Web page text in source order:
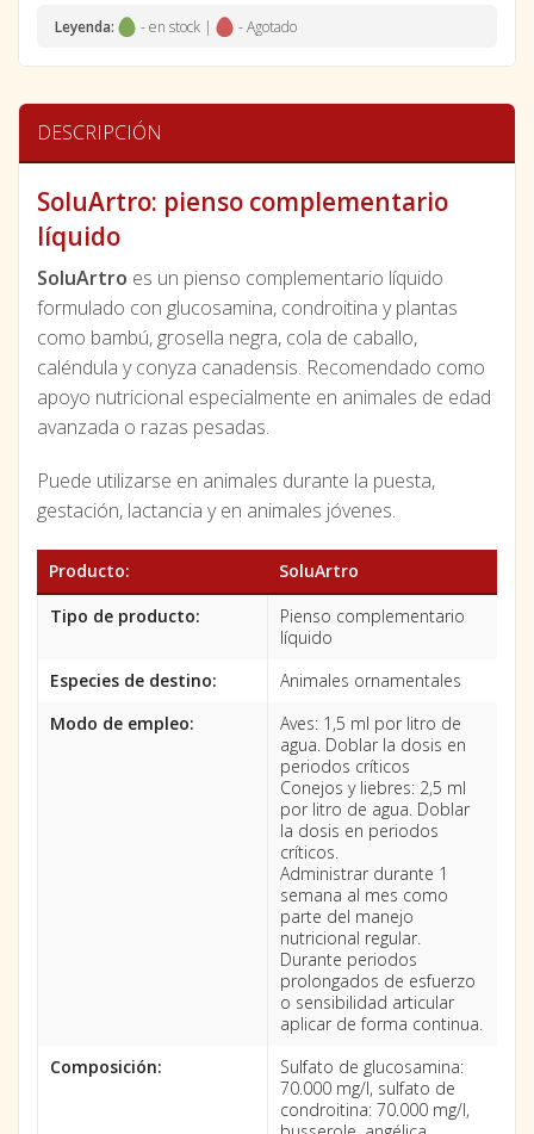
Leyenda: - en stock | - Agotado
DESCRIPCIÓN
SoluArtro: pienso complementario
líquido
SoluArtro es un pienso complementario líquido
formulado con glucosamina, condroitina y plantas
como bambú, grosella negra, cola de caballo,
caléndula y conyza canadensis. Recomendado como
apoyo nutricional especialmente en animales de edad
avanzada o razas pesadas.
Puede utilizarse en animales durante la puesta,
gestación, lactancia y en animales jóvenes.
Producto:
SoluArtro
Tipo de producto:
Pienso complementario
líquido
Especies de destino:
Animales ornamentales
Modo de empleo:
Aves: 1,5 ml por litro de
agua. Doblar la dosis en
periodos críticos
Conejos y liebres: 2,5 ml
por litro de agua. Doblar
la dosis en periodos
críticos.
Administrar durante 1
semana al mes como
parte del manejo
nutricional regular.
Durante periodos
prolongados de esfuerzo
o sensibilidad articular
aplicar de forma continua.
Composición:
Sulfato de glucosamina:
70.000 mg/l, sulfato de
condroitina: 70.000 mg/l,